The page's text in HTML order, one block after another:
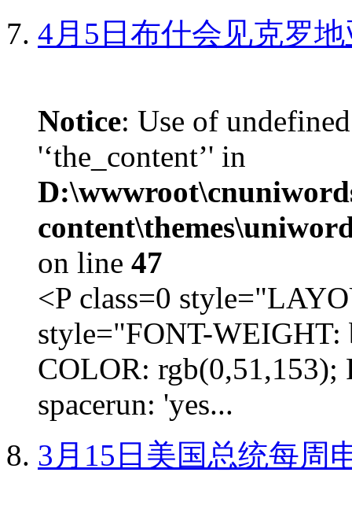
4月5日布什会见克罗
Notice: Use of
'‘the_content’' in
on line 47
<P class=0
style="FONT-
COLOR:
spacerun: 'yes...
3月15日美国总统每周